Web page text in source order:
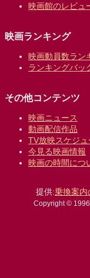
映画館のレビュ
映画ランキング
映画動員数ラン
ランキングバッ
その他コンテンツ
映画ニュース
動画配信作品
TV放映スケジュ
今見る映画情報
映画の時間につ
提供:乗換案内
Copyright ©